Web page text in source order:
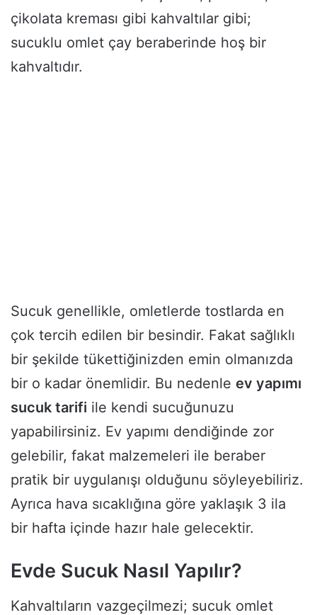
çikolata kreması gibi kahvaltılar gibi;
sucuklu omlet çay beraberinde hoş bir
kahvaltıdır.
Sucuk genellikle, omletlerde tostlarda en
çok tercih edilen bir besindir. Fakat sağlıklı
bir şekilde tükettiğinizden emin olmanızda
bir o kadar önemlidir. Bu nedenle ev yapımı
sucuk tarifi ile kendi sucuğunuzu
yapabilirsiniz. Ev yapımı dendiğinde zor
gelebilir, fakat malzemeleri ile beraber
pratik bir uygulanışı olduğunu söyleyebiliriz.
Ayrıca hava sıcaklığına göre yaklaşık 3 ila
bir hafta içinde hazır hale gelecektir.
Evde Sucuk Nasıl Yapılır?
Kahvaltıların vazgeçilmezi; sucuk omlet